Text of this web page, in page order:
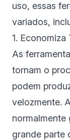
uso, essas
variados,
1. Economiza
As
tornam o
podem
velozmente.
normalmente
grande parte